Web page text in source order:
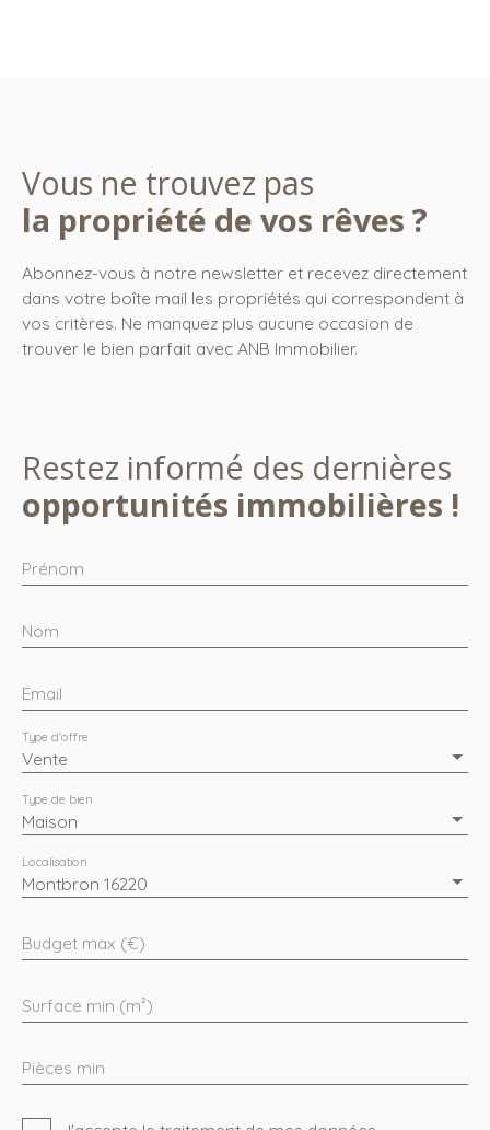
Vous ne trouvez pas
la propriété de vos rêves ?
Abonnez-vous à notre newsletter et recevez directement
dans votre boîte mail les propriétés qui correspondent à
vos critères. Ne manquez plus aucune occasion de
trouver le bien parfait avec ANB Immobilier.
Restez informé des dernières
opportunités immobilières !
Prénom
Nom
Email
Vente
Type d'offre
Maison
Type de bien
Montbron 16220
Localisation
Budget max (€)
Surface min (m²)
Pièces min